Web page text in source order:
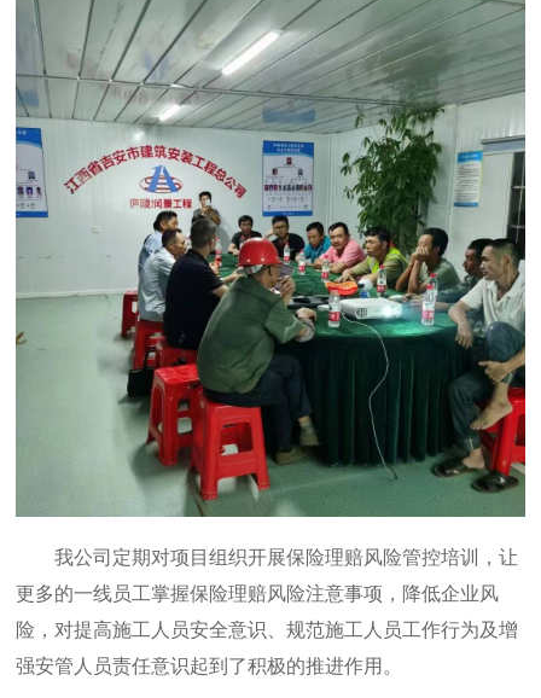
我公司定期对项目组织开展保险理赔风险管控培训，让
更多的一线员工掌握保险理赔风险注意事项，降低企业风
险，对提高施工人员安全意识、规范施工人员工作行为及增
强安管人员责任意识起到了积极的推进作用。